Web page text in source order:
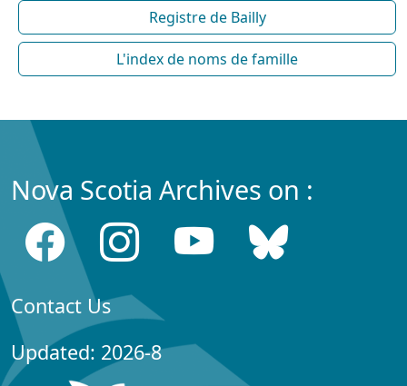
Registre de Bailly
L'index de noms de famille
Nova Scotia Archives on :
Contact Us
Updated: 2026-8